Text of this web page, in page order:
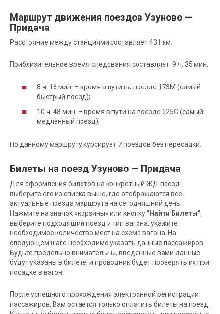
Маршрут движения поездов Узуново —
Придача
Расстояние между станциями составляет 431 км.
Приблизительное время следования составляет: 9 ч. 35 мин.
8 ч. 16 мин. – время в пути на поезде 173М (самый
быстрый поезд);
10 ч. 48 мин. – время в пути на поезде 225С (самый
медленный поезд);
По данному маршруту курсирует 7 поездов без пересадки.
Билеты на поезд Узуново — Придача
Для оформления билетов на конкретный ЖД поезд -
выберите его из списка выше, где отображаются все
актуальные поезда маршрута на сегодняшний день.
Нажмите на значок «корзины» или кнопку "Найти Билеты",
выберите подходящий поезд и тип вагона, укажите
необходимое количество мест на схеме вагона. На
следующем шаге необходимо указать данные пассажиров.
Будьте предельно внимательны, введенные вами данные
будут указаны в билете, и проводник будет проверять их при
посадке в вагон.
После успешного прохождения электронной регистрации
пассажиров, Вам остается только оплатить билеты на поезд.